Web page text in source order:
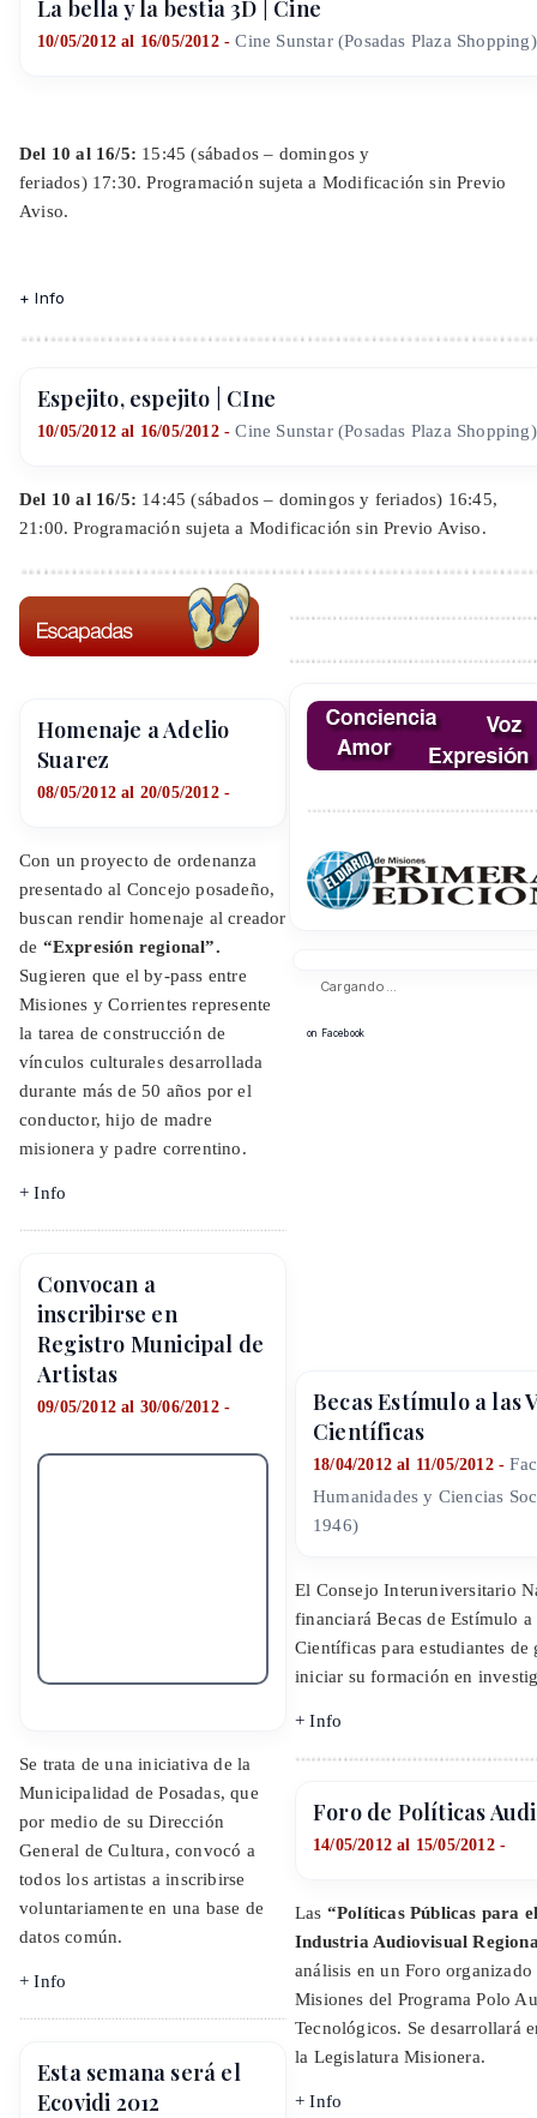
La bella y la bestia 3D | Cine
10/05/2012 al 16/05/2012 - Cine Sunstar (Posadas Plaza Shopping)
Del 10 al 16/5: 15:45 (sábados – domingos y
feriados) 17:30.Programación sujeta a Modificación sin Previo
Aviso.
+ Info
Espejito, espejito | CIne
10/05/2012 al 16/05/2012 - Cine Sunstar (Posadas Plaza Shopping)
Del 10 al 16/5: 14:45 (sábados – domingos y feriados) 16:45,
21:00.Programación sujeta a Modificación sin Previo Aviso.
Homenaje a Adelio
Suarez
08/05/2012 al 20/05/2012 -
Con un proyecto de ordenanza
presentado al Concejo posadeño,
buscan rendir homenaje al creador
de “Expresión regional”.
Sugieren que el by-pass entre
Misiones y Corrientes represente
la tarea de construcción de
vínculos culturales desarrollada
durante más de 50 años por el
conductor, hijo de madre
misionera y padre correntino.
+ Info
Convocan a
inscribirse en
Registro Municipal de
Artistas
09/05/2012 al 30/06/2012 -
Se trata de una iniciativa de la
Municipalidad de Posadas, que
por medio de su Dirección
General de Cultura, convocó a
todos los artistas a inscribirse
voluntariamente en una base de
datos común.
+ Info
Esta semana será el
Ecovidi 2012
Cargando...
on Facebook
Becas Estímulo a las
Científicas
18/04/2012 al 11/05/2012 -
Humanidades y Ciencias
1946)
El Consejo Interuniversitario
financiará Becas de Estímulo a
Científicas para estudiantes de
iniciar su formación en
+ Info
Foro de Políticas
14/05/2012 al 15/05/2012 -
Las “Políticas Públicas para
Industria Audiovisual
análisis en un Foro
Misiones del Programa Polo
Tecnológicos. Se desarrollará
la Legislatura Misionera.
+ Info